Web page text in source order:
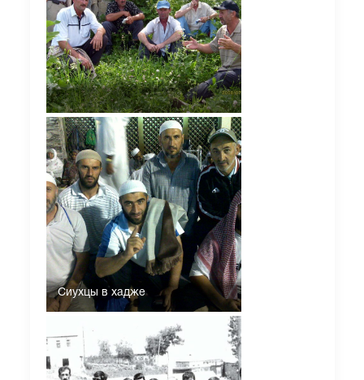
Сиухцы в хадже